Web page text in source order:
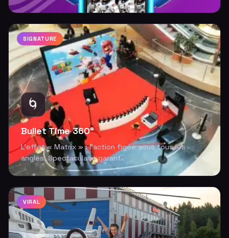
SIGNATURE
🌀
Bullet Time 360°
L'effet « Matrix » : l'action figée sous tous les
angles. Spectaculaire garanti.
VIRAL